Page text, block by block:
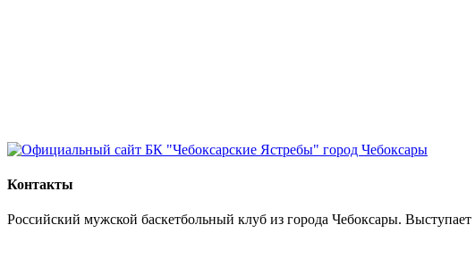
Контакты
Российский мужской баскетбольный клуб из города Чебоксары.